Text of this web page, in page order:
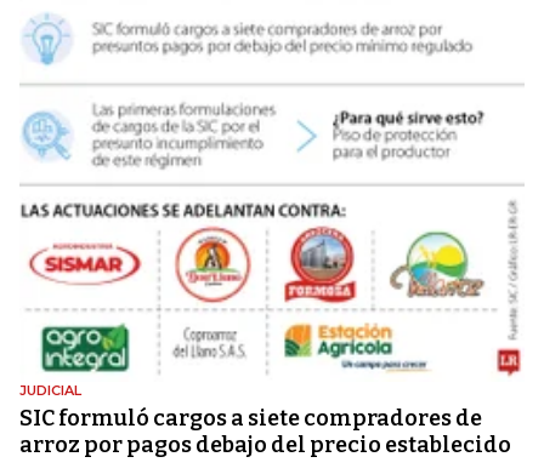
JUDICIAL
SIC formuló cargos a siete compradores de
arroz por pagos debajo del precio establecido